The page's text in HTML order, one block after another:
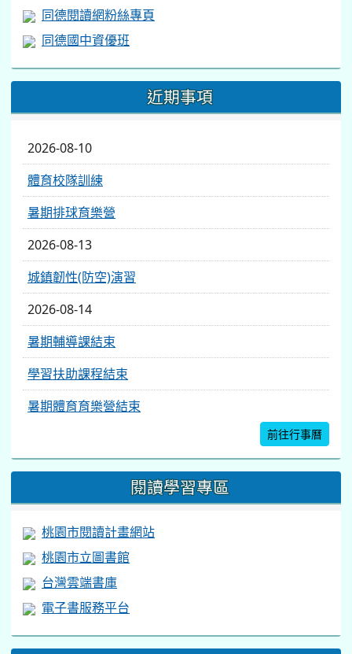
同德閱讀網粉絲專頁
同德國中資優班
近期事項
2026-08-10
體育校隊訓練
暑期排球育樂營
2026-08-13
城鎮韌性(防空)演習
2026-08-14
暑期輔導課結束
學習扶助課程結束
暑期體育育樂營結束
前往行事曆
閱讀學習專區
桃園市閱讀計畫網站
桃園市立圖書館
台灣雲端書庫
電子書服務平台